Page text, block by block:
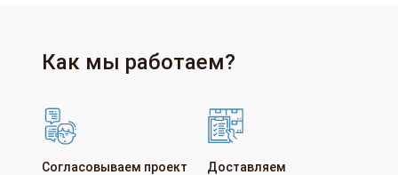
Как мы работаем?
Согласовываем проект
Доставляем